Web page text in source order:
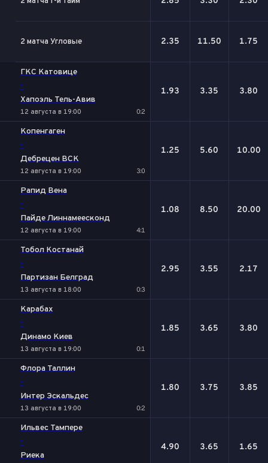
2 матча Угловые 2.35 11.50 1.75
ГКС Катовице
-
Хапоэль Тель-Авив
12 августа в 19:00 0:2
1.93 3.35 3.80
Копенгаген
-
Дебрецен ВСК
12 августа в 19:00 3:0
1.25 5.60 10.00
Рапид Вена
-
Пайде Линнамеесконд
12 августа в 19:00 4:1
1.08 8.50 20.00
Тобол Костанай
-
Партизан Белград
13 августа в 18:00 0:3
2.95 3.55 2.17
Карабах
-
Динамо Киев
13 августа в 19:00 0:1
1.85 3.65 3.80
Флора Таллин
-
Интер Эскальдес
13 августа в 19:00 0:2
1.80 3.75 3.85
Ильвес Тампере
-
Риека
4.90 3.65 1.65